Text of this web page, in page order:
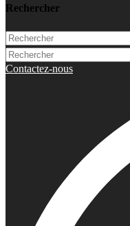
Rechercher
Contactez-nous